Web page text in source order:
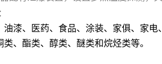
油漆、医药、食品、涂装、家俱、家
、酯类、醇类、醚类和烷烃类等。